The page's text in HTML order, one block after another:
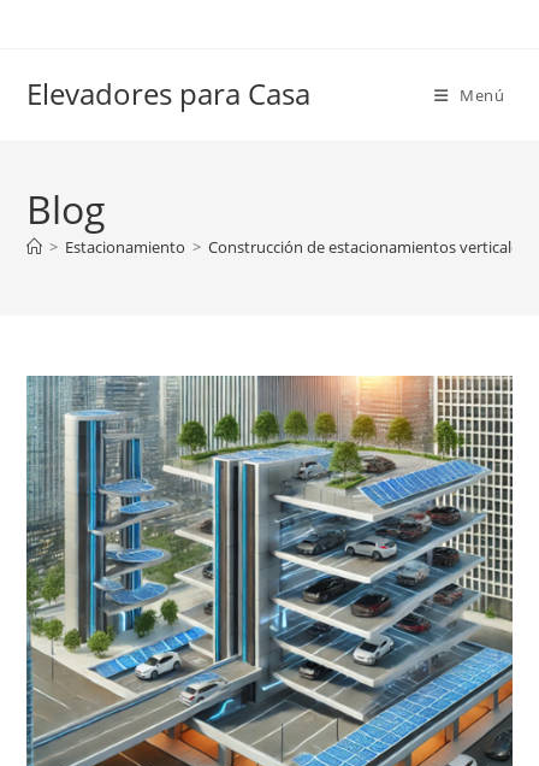
Elevadores para Casa Menú
Blog
> Estacionamiento > Construcción de estacionamientos verticales: